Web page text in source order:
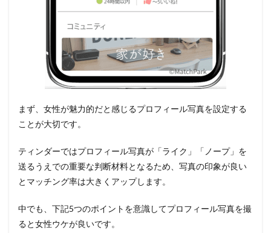
まず、女性が魅力的だと感じるプロフィール写真を設定する
ことが大切です。
ティンダーではプロフィール写真が「ライク」「ノープ」を
送るうえでの重要な判断材料となるため、写真の印象が良い
とマッチング率は大きくアップします。
中でも、下記5つのポイントを意識してプロフィール写真を撮
ると女性ウケが良いです。